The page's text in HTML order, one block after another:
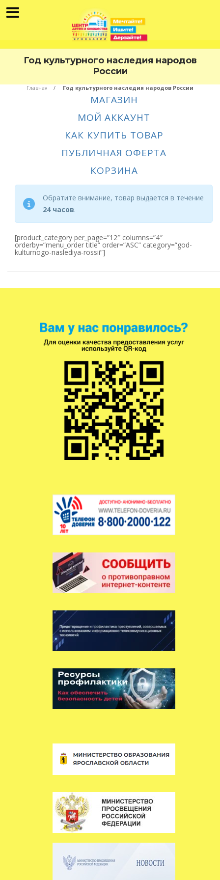
Год культурного наследия народов
России
Главная Год культурного наследия народов России
МАГАЗИН
МОЙ АККАУНТ
КАК КУПИТЬ ТОВАР
ПУБЛИЧНАЯ ОФЕРТА
КОРЗИНА
Обратите внимание, товар выдается в течение
24 часов.
[product_category per_page=”12″ columns=”4″
orderby=”menu_order title” order=”ASC” category=”god-
kulturnogo-naslediya-rossii”]